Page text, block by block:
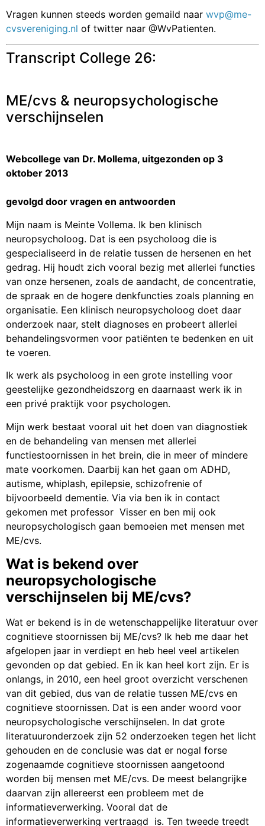
Vragen kunnen steeds worden gemaild naar wvp@me-
cvsvereniging.nl of twitter naar @WvPatienten.
Transcript College 26:
ME/cvs & neuropsychologische
verschijnselen
Webcollege van Dr. Mollema, uitgezonden op 3
oktober 2013
gevolgd door vragen en antwoorden
Mijn naam is Meinte Vollema. Ik ben klinisch
neuropsycholoog. Dat is een psycholoog die is
gespecialiseerd in de relatie tussen de hersenen en het
gedrag. Hij houdt zich vooral bezig met allerlei functies
van onze hersenen, zoals de aandacht, de concentratie,
de spraak en de hogere denkfuncties zoals planning en
organisatie. Een klinisch neuropsycholoog doet daar
onderzoek naar, stelt diagnoses en probeert allerlei
behandelingsvormen voor patiënten te bedenken en uit
te voeren.
Ik werk als psycholoog in een grote instelling voor
geestelijke gezondheidszorg en daarnaast werk ik in
een privé praktijk voor psychologen.
Mijn werk bestaat vooral uit het doen van diagnostiek
en de behandeling van mensen met allerlei
functiestoornissen in het brein, die in meer of mindere
mate voorkomen. Daarbij kan het gaan om ADHD,
autisme, whiplash, epilepsie, schizofrenie of
bijvoorbeeld dementie. Via via ben ik in contact
gekomen met professor Visser en ben mij ook
neuropsychologisch gaan bemoeien met mensen met
ME/cvs.
Wat is bekend over
neuropsychologische
verschijnselen bij ME/cvs?
Wat er bekend is in de wetenschappelijke literatuur over
cognitieve stoornissen bij ME/cvs? Ik heb me daar het
afgelopen jaar in verdiept en heb heel veel artikelen
gevonden op dat gebied. En ik kan heel kort zijn. Er is
onlangs, in 2010, een heel groot overzicht verschenen
van dit gebied, dus van de relatie tussen ME/cvs en
cognitieve stoornissen. Dat is een ander woord voor
neuropsychologische verschijnselen. In dat grote
literatuuronderzoek zijn 52 onderzoeken tegen het licht
gehouden en de conclusie was dat er nogal forse
zogenaamde cognitieve stoornissen aangetoond
worden bij mensen met ME/cvs. De meest belangrijke
daarvan zijn allereerst een probleem met de
informatieverwerking. Vooral dat de
informatieverwerking vertraagd is. Ten tweede treedt